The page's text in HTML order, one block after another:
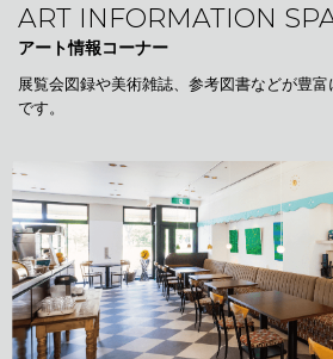
ART INFORMATION
アート情報コーナー
展覧会図録や美術雑誌、参考図書などが豊
です。